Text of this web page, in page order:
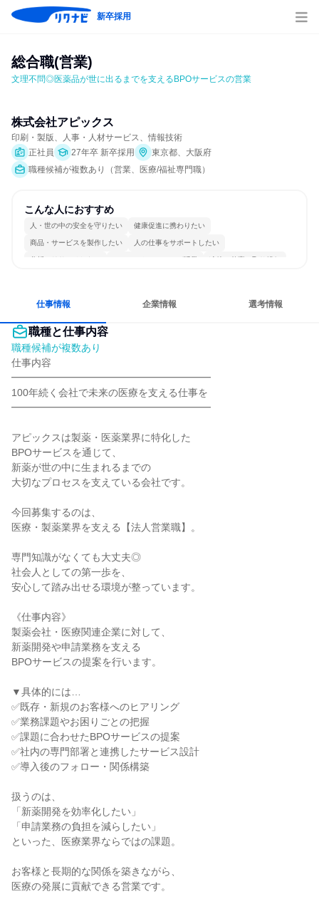
新卒採用
総合職(営業)
文理不問◎医薬品が世に出るまでを支えるBPOサービスの営業
株式会社アピックス
印刷・製版、人事・人材サービス、情報技術
正社員
27年卒 新卒採用
東京都、大阪府
職種候補が複数あり（営業、医療/福祉専門職）
こんな人におすすめ
人・世の中の安全を守りたい 健康促進に携わりたい
商品・サービスを製作したい 人の仕事をサポートしたい
分析・リサーチしたい コミュニケーションが活発 冷静に仕事に取り組む
仕事情報 企業情報 選考情報
職種と仕事内容
職種候補が複数あり
仕事内容
━━━━━━━━━━━━━━━━━━━━
100年続く会社で未来の医療を支える仕事を
━━━━━━━━━━━━━━━━━━━━
アピックスは製薬・医薬業界に特化した
BPOサービスを通じて、
新薬が世の中に生まれるまでの
大切なプロセスを支えている会社です。
今回募集するのは、
医療・製薬業界を支える【法人営業職】。
専門知識がなくても大丈夫◎
社会人としての第一歩を、
安心して踏み出せる環境が整っています。
《仕事内容》
製薬会社・医療関連企業に対して、
新薬開発や申請業務を支える
BPOサービスの提案を行います。
▼具体的には…
✅既存・新規のお客様へのヒアリング
✅業務課題やお困りごとの把握
✅課題に合わせたBPOサービスの提案
✅社内の専門部署と連携したサービス設計
✅導入後のフォロー・関係構築
扱うのは、
「新薬開発を効率化したい」
「申請業務の負担を減らしたい」
といった、医療業界ならではの課題。
お客様と長期的な関係を築きながら、
医療の発展に貢献できる営業です。